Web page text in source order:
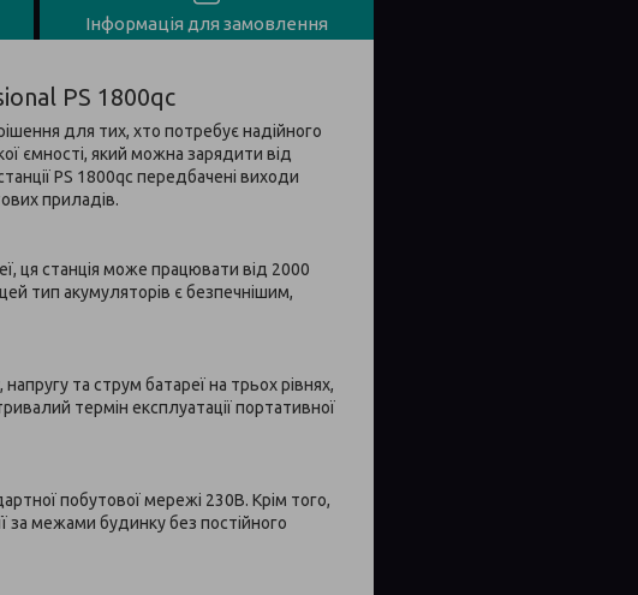
Інформація для замовлення
PS 1800qc
для тих, хто потребує надійного
ємності, який можна зарядити від
PS 1800qc передбачені виходи
приладів.
ця станція може працювати від 2000
тип акумуляторів є безпечнішим,
та струм батареї на трьох рівнях,
термін експлуатації портативної
побутової мережі 230В. Крім того,
за межами будинку без постійного